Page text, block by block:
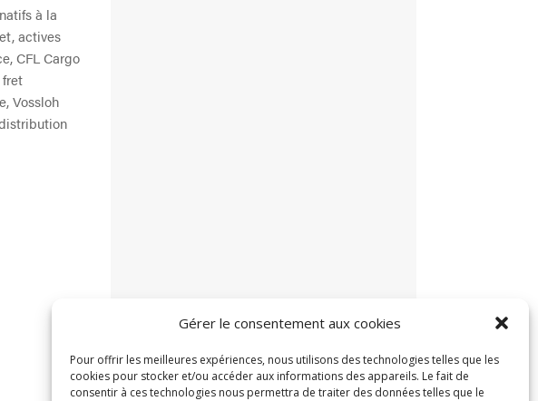
Gérer le consentement aux cookies
Pour offrir les meilleures expériences, nous utilisons des technologies telles que les
cookies pour stocker et/ou accéder aux informations des appareils. Le fait de
consentir à ces technologies nous permettra de traiter des données telles que le
à la
actives
CFL Cargo
Vossloh